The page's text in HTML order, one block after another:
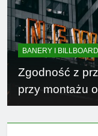
BANERY I
Zgodność z
przy montażu